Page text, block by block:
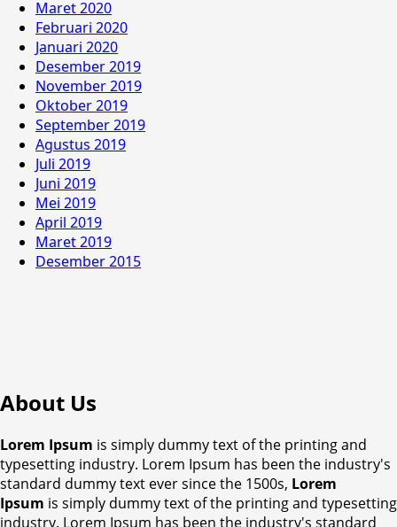
Maret 2020
Februari 2020
Januari 2020
Desember 2019
November 2019
Oktober 2019
September 2019
Agustus 2019
Juli 2019
Juni 2019
Mei 2019
April 2019
Maret 2019
Desember 2015
About Us
Lorem Ipsum is simply dummy text of the printing and
typesetting industry. Lorem Ipsum has been the industry's
standard dummy text ever since the 1500s, Lorem
Ipsum is simply dummy text of the printing and typesetting
industry. Lorem Ipsum has been the industry's standard